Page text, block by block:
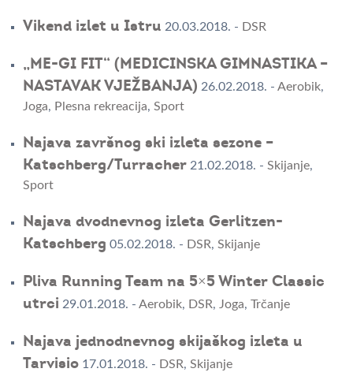
Vikend izlet u Istru 20.03.2018. - DSR
„ME-GI FIT“ (MEDICINSKA GIMNASTIKA –
NASTAVAK VJEŽBANJA) 26.02.2018. - Aerobik,
Joga, Plesna rekreacija, Sport
Najava završnog ski izleta sezone –
Katschberg/Turracher 21.02.2018. - Skijanje,
Sport
Najava dvodnevnog izleta Gerlitzen-
Katschberg 05.02.2018. - DSR, Skijanje
Pliva Running Team na 5×5 Winter Classic
utrci 29.01.2018. - Aerobik, DSR, Joga, Trčanje
Najava jednodnevnog skijaškog izleta u
Tarvisio 17.01.2018. - DSR, Skijanje